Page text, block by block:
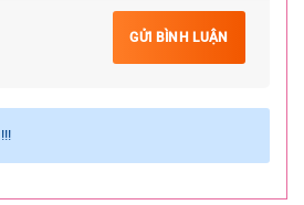
GỬI BÌNH LUẬN